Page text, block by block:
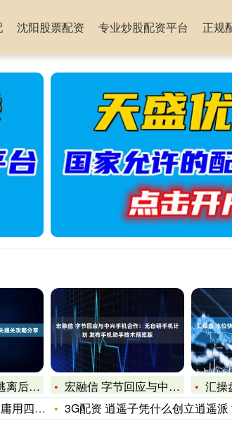
沈阳股票配资 专业炒股配资平台 正规
关攻略分享
一个悲
宏融信 字节回应与中兴手机合作：无自研手机计划 发布手机助手
汇操盘 水位快
3G配资 逍遥子凭什么创立逍遥派？你看他